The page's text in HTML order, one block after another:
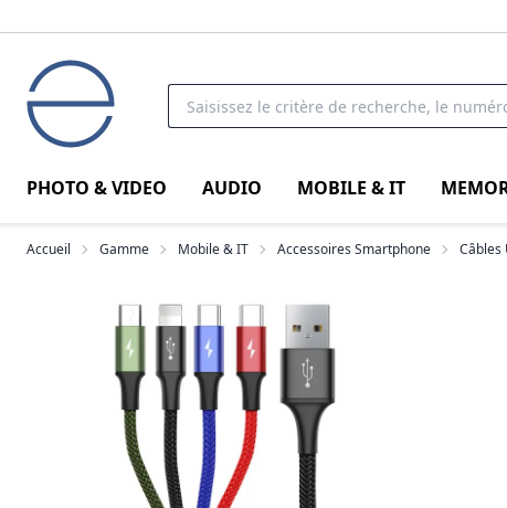
PHOTO & VIDEO AUDIO MOBILE & IT
Accueil Gamme Mobile & IT Accessoires Smartphone Câbles